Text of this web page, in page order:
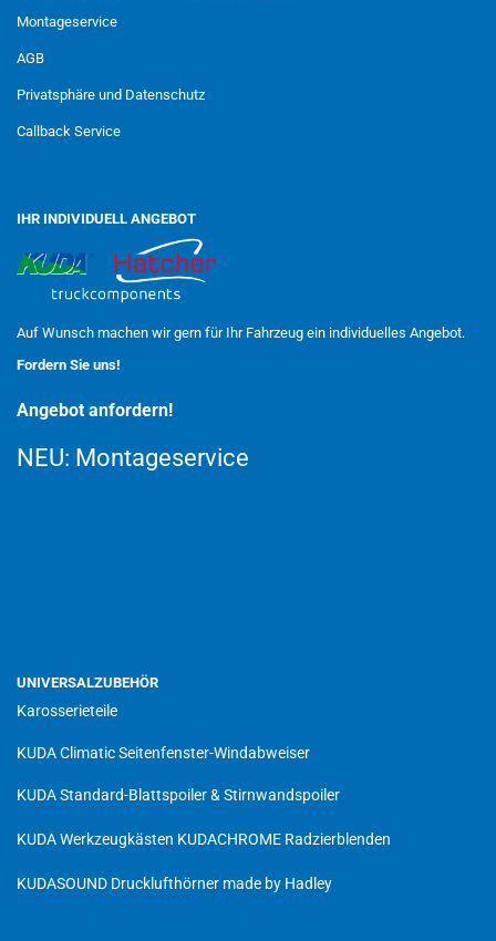
Montageservice
AGB
Privatsphäre und Datenschutz
Callback Service
IHR INDIVIDUELL ANGEBOT
Auf Wunsch machen wir gern für Ihr Fahrzeug ein individuelles Angebot.
Fordern Sie uns!
Angebot anfordern!
NEU: Montageservice
UNIVERSALZUBEHÖR
Karosserieteile
KUDA Climatic Seitenfenster-Windabweiser
KUDA Standard-Blattspoiler & Stirnwandspoiler
KUDA Werkzeugkästen KUDACHROME Radzierblenden
KUDASOUND Drucklufthörner made by Hadley